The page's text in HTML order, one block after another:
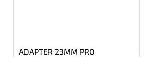
ADAPTER 23MM PRO